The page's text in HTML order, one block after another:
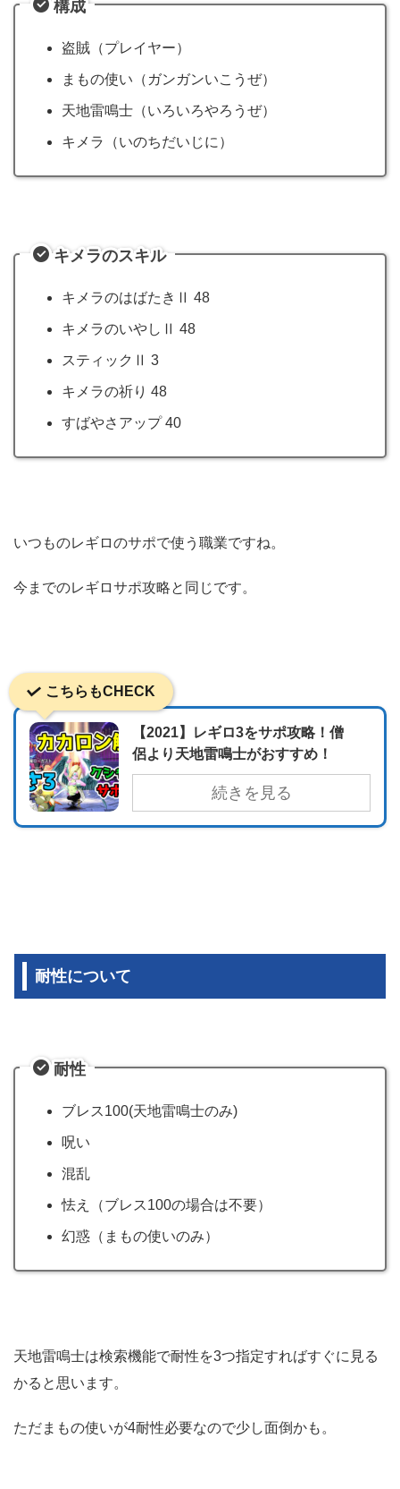
構成
盗賊（プレイヤー）
まもの使い（ガンガンいこうぜ）
天地雷鳴士（いろいろやろうぜ）
キメラ（いのちだいじに）
キメラのスキル
キメラのはばたきⅡ 48
キメラのいやしⅡ 48
スティックⅡ 3
キメラの祈り 48
すばやさアップ 40
いつものレギロのサポで使う職業ですね。
今までのレギロサポ攻略と同じです。
こちらもCHECK
【2021】レギロ3をサポ攻略！僧
侶より天地雷鳴士がおすすめ！
続きを見る
耐性について
耐性
ブレス100(天地雷鳴士のみ)
呪い
混乱
怯え（ブレス100の場合は不要）
幻惑（まもの使いのみ）
天地雷鳴士は検索機能で耐性を3つ指定すればすぐに見る
かると思います。
ただまもの使いが4耐性必要なので少し面倒かも。